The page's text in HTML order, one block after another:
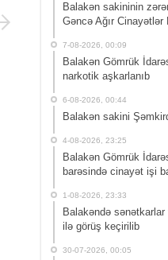
Balakən sakininin
Gəncə Ağır
7-08-2026, 00:09
Balakən Gömrük
narkotik aşkarlanıb
6-08-2026, 00:44
Balakən sakini
4-08-2026, 23:25
Balakən Gömrük
barəsində cinayət işi
1-08-2026, 23:33
Balakəndə sənətkarlar
ilə görüş keçirilib
30-07-2026, 00:05